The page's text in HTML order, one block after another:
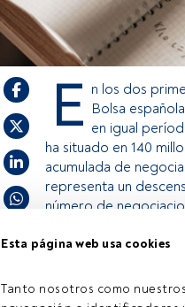
Esta página web usa cookies
Tanto nosotros como nuestros
E n los dos
Bolsa
en igual
ha situado en 140
acumulada de
representa un
número de
estás registrado,